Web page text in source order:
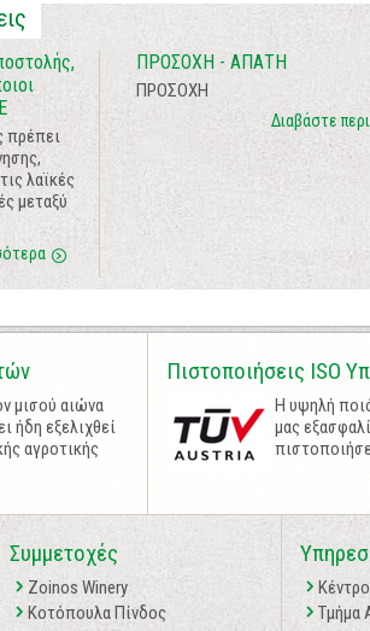
πρέπει
λαϊκές
μεταξύ
ΠΡΟΣΟΧΗ - ΑΠΑΤΗ
ΠΡΟΣΟΧΗ
Διαβάστε
μισού αιώνα
ήδη εξελιχθεί
αγροτικής
Πιστοποιήσεις ISO
Η υψηλή
μας
Συμμετοχές
Zoinos Winery
Κοτόπουλα Πίνδος
Τμήμα